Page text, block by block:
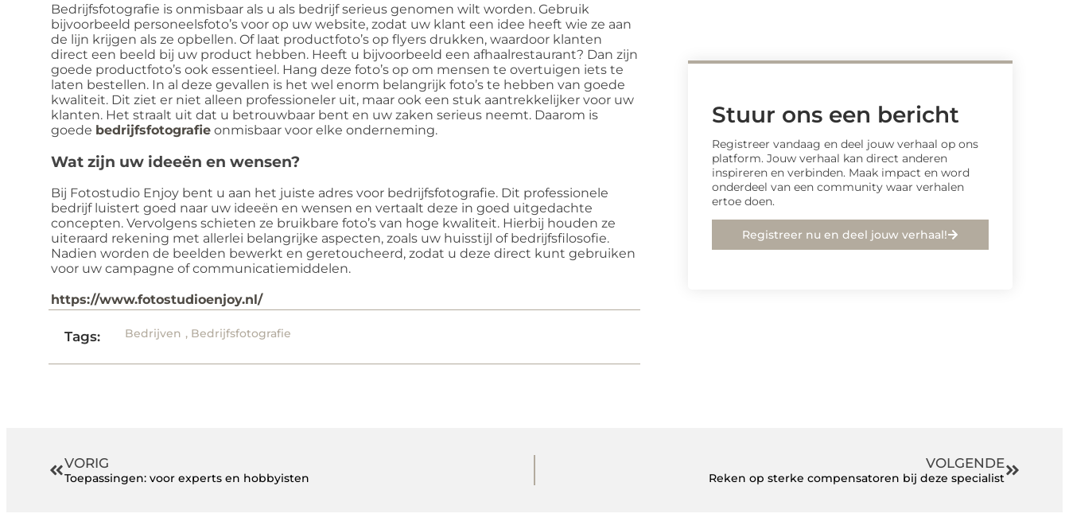
Bedrijfsfotografie is onmisbaar als u als bedrijf serieus genomen wilt worden. Gebruik
bijvoorbeeld personeelsfoto’s voor op uw website, zodat uw klant een idee heeft wie ze aan
de lijn krijgen als ze opbellen. Of laat productfoto’s op flyers drukken, waardoor klanten
direct een beeld bij uw product hebben. Heeft u bijvoorbeeld een afhaalrestaurant? Dan zijn
goede productfoto’s ook essentieel. Hang deze foto’s op om mensen te overtuigen iets te
laten bestellen. In al deze gevallen is het wel enorm belangrijk foto’s te hebben van goede
kwaliteit. Dit ziet er niet alleen professioneler uit, maar ook een stuk aantrekkelijker voor uw
klanten. Het straalt uit dat u betrouwbaar bent en uw zaken serieus neemt. Daarom is
goede bedrijfsfotografie onmisbaar voor elke onderneming.
Wat zijn uw ideeën en wensen?
Bij Fotostudio Enjoy bent u aan het juiste adres voor bedrijfsfotografie. Dit professionele
bedrijf luistert goed naar uw ideeën en wensen en vertaalt deze in goed uitgedachte
concepten. Vervolgens schieten ze bruikbare foto’s van hoge kwaliteit. Hierbij houden ze
uiteraard rekening met allerlei belangrijke aspecten, zoals uw huisstijl of bedrijfsfilosofie.
Nadien worden de beelden bewerkt en geretoucheerd, zodat u deze direct kunt gebruiken
voor uw campagne of communicatiemiddelen.
https://www.fotostudioenjoy.nl/
Tags: Bedrijven , Bedrijfsfotografie
Stuur ons een bericht
Registreer vandaag en deel jouw verhaal op ons
platform. Jouw verhaal kan direct anderen
inspireren en verbinden. Maak impact en word
onderdeel van een community waar verhalen
ertoe doen.
Registreer nu en deel jouw verhaal!
VORIG
Toepassingen: voor experts en hobbyisten
VOLGENDE
Reken op sterke compensatoren bij deze specialist